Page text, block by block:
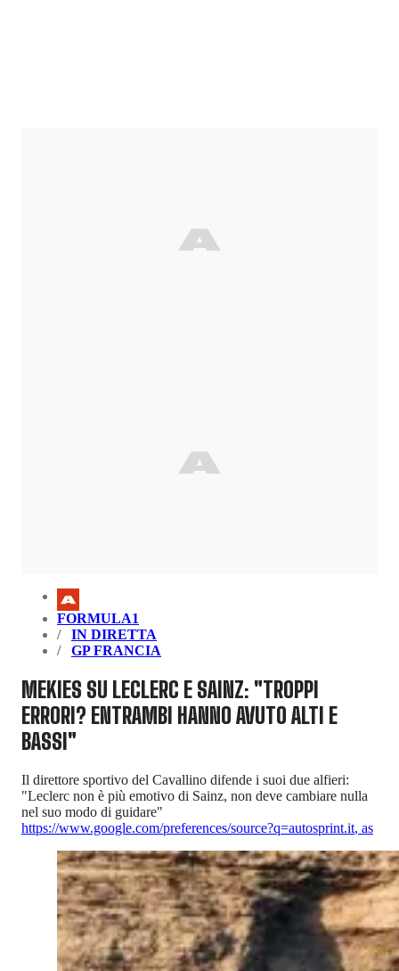
FORMULA1
IN DIRETTA
GP FRANCIA
MEKIES SU LECLERC E SAINZ: "TROPPI
ERRORI? ENTRAMBI HANNO AVUTO ALTI E
BASSI"
Il direttore sportivo del Cavallino difende i suoi due alfieri:
"Leclerc non è più emotivo di Sainz, non deve cambiare nulla
nel suo modo di guidare"
https://www.google.com/preferences/source?q=autosprint.it, as